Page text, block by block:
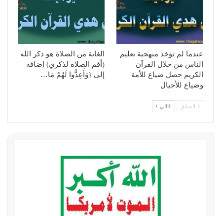
عندما لم تؤخذ منهجية تعليم
الناس من خلال القرآن
الكريم حصل ضياع للأمة
وضياع للأجيال
الغاية من الصلاة هو ذكر الله
(أقم الصلاة لذكري) إضافة
إلى {وَأَعِدُّوا لَهُمْ مَا…
السابق التالي